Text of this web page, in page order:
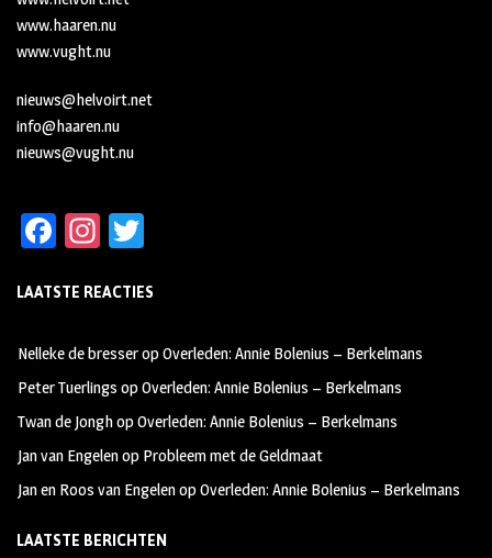
www.haaren.nu
www.vught.nu
nieuws@helvoirt.net
info@haaren.nu
nieuws@vught.nu
Fa
b
oo
k
In
ag
m
tt
LAATSTE REACTIES
Nelleke de bresseropOverleden: Annie Bolenius – Berkelmans
Peter Tuerlings opOverleden: Annie Bolenius – Berkelmans
Twan de JonghopOverleden: Annie Bolenius – Berkelmans
Jan van Engelenop Probleem met de Geldmaat
Jan en Roos van EngelenopOverleden: Annie Bolenius – Berkelmans
LAATSTE BERICHTEN